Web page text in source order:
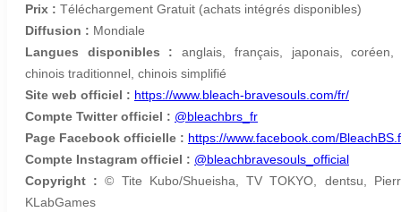
Prix : Téléchargement Gratuit (achats intégrés disponibles)
Diffusion : Mondiale
Langues disponibles : anglais, français, japonais, coréen,
chinois traditionnel, chinois simplifié
Site web officiel : https://www.bleach-bravesouls.com/fr/
Compte Twitter officiel : @bleachbrs_fr
Page Facebook officielle : https://www.facebook.com/
Compte Instagram officiel : @bleachbravesouls_official
Copyright : © Tite Kubo/Shueisha, TV TOKYO, dentsu,
KLabGames